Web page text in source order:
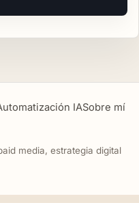
IASobre mí
media, estrategia digital